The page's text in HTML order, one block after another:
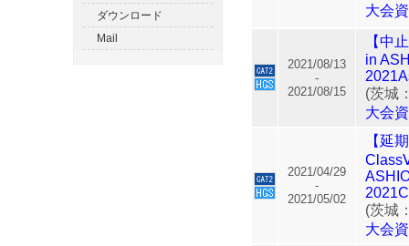
ダウンロード
Mail
大会
2021/08/13
-
2021/08/15
【中
in
(茨城
大会
2021/04/29
-
2021/05/02
【延
(茨城
大会